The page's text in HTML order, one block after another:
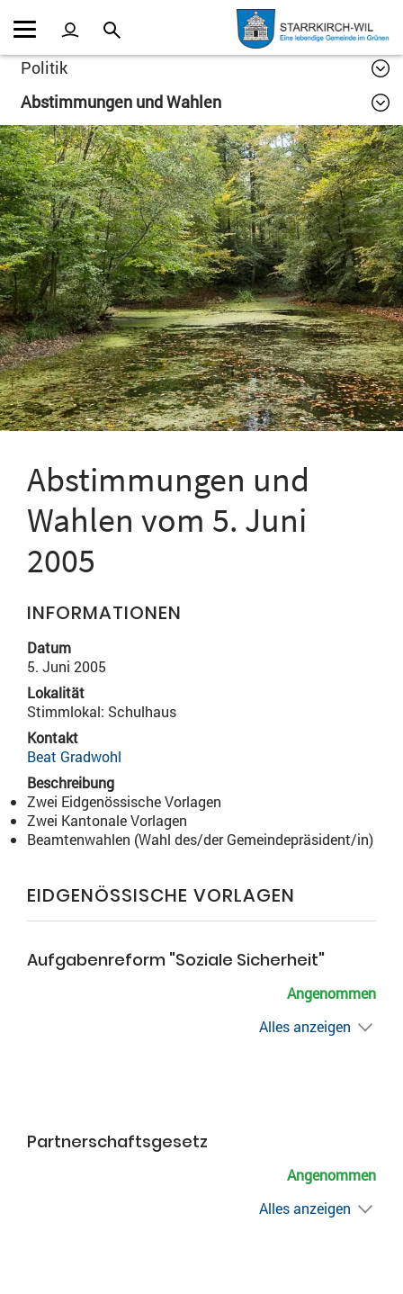
Kopfzeile
Inhalt
Politik
Abstimmungen und Wahlen
Abstimmungen und
Wahlen vom 5. Juni
2005
INFORMATIONEN
Datum
5. Juni 2005
Lokalität
Stimmlokal: Schulhaus
Kontakt
Beat Gradwohl
Beschreibung
Zwei Eidgenössische Vorlagen
Zwei Kantonale Vorlagen
Beamtenwahlen (Wahl des/der Gemeindepräsident/in)
EIDGENÖSSISCHE VORLAGEN
Aufgabenreform "Soziale Sicherheit"
Angenommen
Alles anzeigen
Partnerschaftsgesetz
Angenommen
Alles anzeigen